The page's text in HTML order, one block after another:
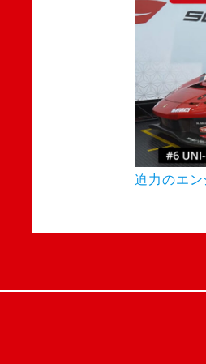
迫力のエ